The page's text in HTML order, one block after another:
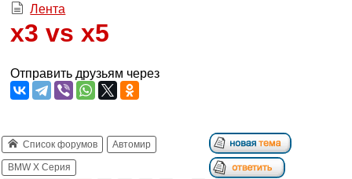
Лента
x3 vs x5
Отправить друзьям через
Список форумов Автомир
BMW X Серия